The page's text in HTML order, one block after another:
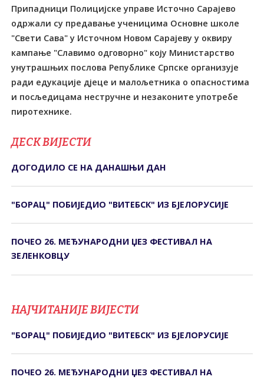
Припадници Полицијске управе Источно Сарајево
одржали су предавање ученицима Основне школе
"Свети Сава" у Источном Новом Сарајеву у оквиру
кампање "Славимо одговорно" коју Министарство
унутрашњих послова Републике Српске организује
ради едукације дјеце и малољетника о опасностима
и посљедицама нестручне и незаконите употребе
пиротехнике.
ДЕСК ВИЈЕСТИ
ДОГОДИЛО СЕ НА ДАНАШЊИ ДАН
"БОРАЦ" ПОБИЈЕДИО "ВИТЕБСК" ИЗ БЈЕЛОРУСИЈЕ
ПОЧЕО 26. МЕЂУНАРОДНИ ЏЕЗ ФЕСТИВАЛ НА
ЗЕЛЕНКОВЦУ
НАЈЧИТАНИЈЕ ВИЈЕСТИ
"БОРАЦ" ПОБИЈЕДИО "ВИТЕБСК" ИЗ БЈЕЛОРУСИЈЕ
ПОЧЕО 26. МЕЂУНАРОДНИ ЏЕЗ ФЕСТИВАЛ НА